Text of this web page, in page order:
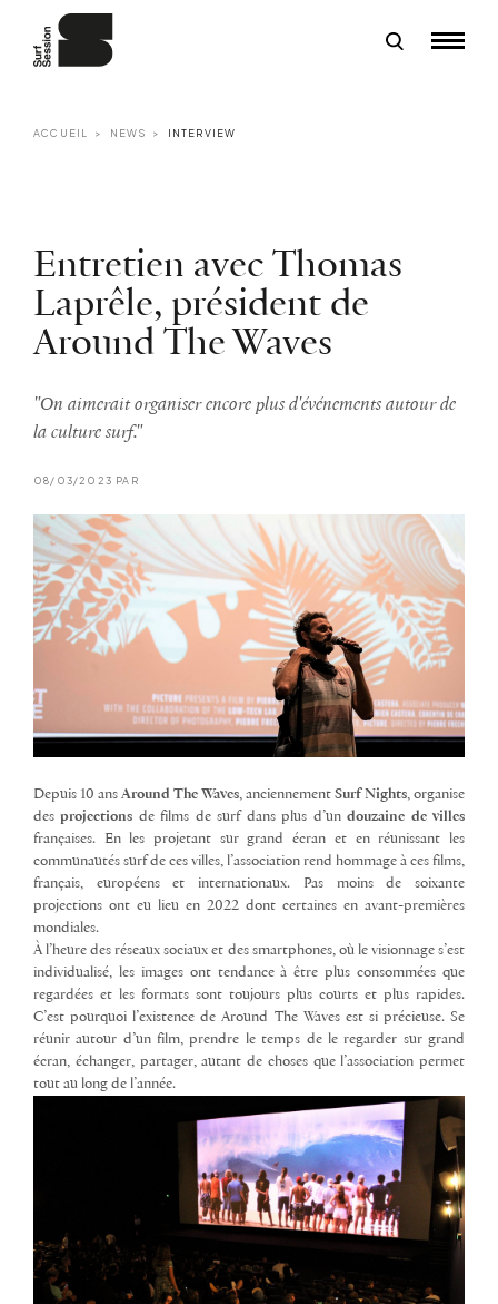
ACCUEIL NEWS INTERVIEW
Entretien avec Thomas
Laprêle, président de
Around The Waves
"On aimerait organiser encore plus d'événements autour de
la culture surf."
08/03/2023 PAR
Depuis 10 ans Around The Waves, anciennement Surf Nights, organise
desprojections de films de surf dans plus d’undouzaine de villes
françaises. En les projetant sur grand écran et en réunissant les
communautés surf de ces villes, l’association rend hommage à ces films,
français, européens et internationaux. Pas moins de soixante
projections ont eu lieu en 2022 dont certaines en avant-premières
mondiales.
À l’heure des réseaux sociaux et des smartphones, où le visionnage s’est
individualisé, les images ont tendance à être plus consommées que
regardées et les formats sont toujours plus courts et plus rapides.
C’est pourquoi l’existence de Around The Waves est si précieuse. Se
réunir autour d’un film, prendre le temps de le regarder sur grand
écran, échanger, partager, autant de choses que l’association permet
tout au long de l’année.